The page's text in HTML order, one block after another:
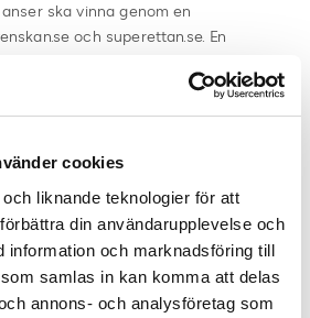
cookies
liknande teknologier för att
din användarupplevelse och
information och marknadsföring till
samlas in kan komma att delas
annons- och analysföretag som
ska vinna genom en
och superettan.se. En
står för varsin tredjedel och
Pär
Emelie
(Sportbladet),